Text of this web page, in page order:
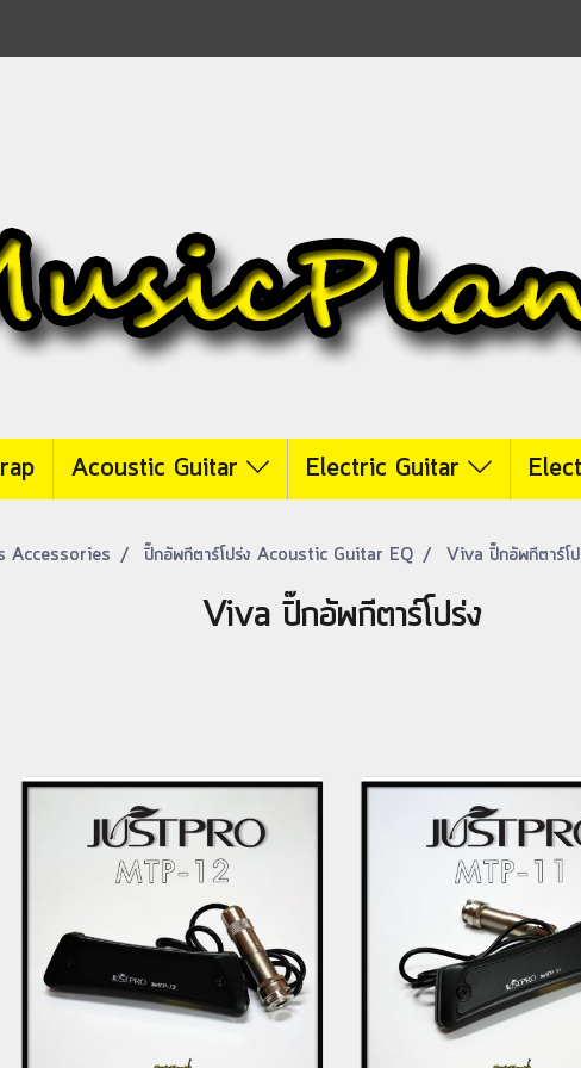
Acoustic Guitar Electric Guitar
Accessories ปิ๊กอัพกีตาร์โปร่ง Acoustic Guitar EQ Viva ปิ๊กอัพกีตาร์โ
Viva ปิ๊กอัพกีตาร์โปร่ง